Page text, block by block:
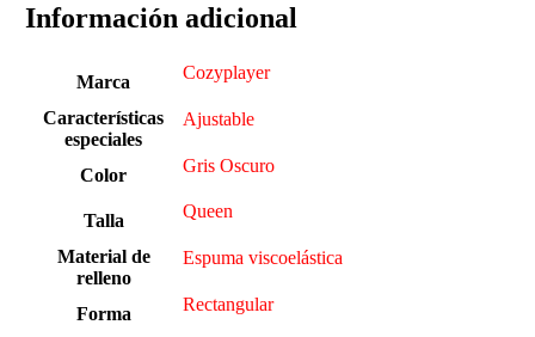
Información adicional
Marca Cozyplayer
Características
especiales
Ajustable
Color Gris Oscuro
Talla Queen
Material de
relleno
Espuma viscoelástica
Forma Rectangular